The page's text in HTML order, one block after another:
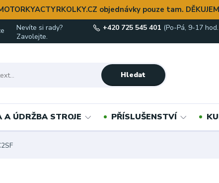
objednávky pouze tam.
Hledat
Nevíte si rady?
Zavolejte.
+420 725 545 401 (Po-Pá, 9-17
A ÚDRŽBA STROJE PŘÍSLUŠENSTVÍ